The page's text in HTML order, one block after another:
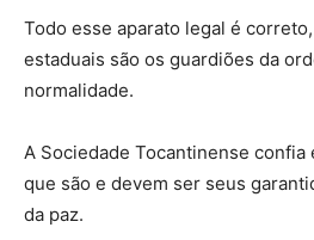
Todo esse aparato legal é
estaduais são os guardiões da
normalidade.
A Sociedade Tocantinense
que são e devem ser seus
da paz.